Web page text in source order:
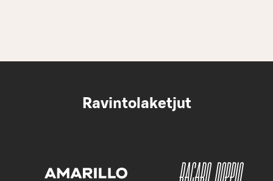
Ravintolaketjut